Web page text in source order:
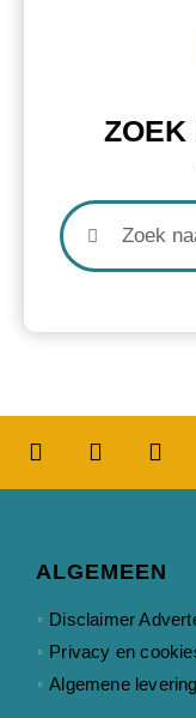
ZOEK
ALGEMEEN
Disclaimer
Privacy en
Algemene